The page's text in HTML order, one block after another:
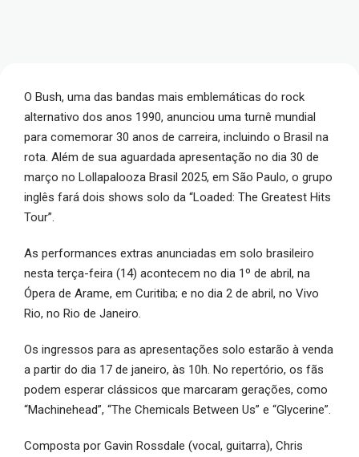
O Bush, uma das bandas mais emblemáticas do rock
alternativo dos anos 1990, anunciou uma turnê mundial
para comemorar 30 anos de carreira, incluindo o Brasil na
rota. Além de sua aguardada apresentação no dia 30 de
março no Lollapalooza Brasil 2025, em São Paulo, o grupo
inglês fará dois shows solo da “Loaded: The Greatest Hits
Tour”.
As performances extras anunciadas em solo brasileiro
nesta terça-feira (14) acontecem no dia 1º de abril, na
Ópera de Arame, em Curitiba; e no dia 2 de abril, no Vivo
Rio, no Rio de Janeiro.
Os ingressos para as apresentações solo estarão à venda
a partir do dia 17 de janeiro, às 10h. No repertório, os fãs
podem esperar clássicos que marcaram gerações, como
“Machinehead”, “The Chemicals Between Us” e “Glycerine”.
Composta por Gavin Rossdale (vocal, guitarra), Chris